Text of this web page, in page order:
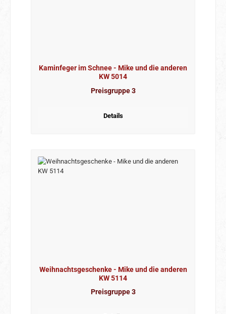
Kaminfeger im Schnee - Mike und die anderen
KW 5014
Preisgruppe 3
Details
Weihnachtsgeschenke - Mike und die anderen
KW 5114
Preisgruppe 3